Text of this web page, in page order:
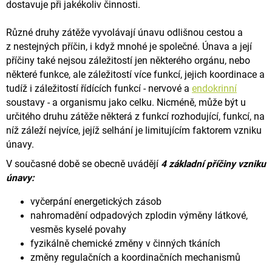
dostavuje při jakékoliv činnosti.
Různé druhy zátěže vyvolávají únavu odlišnou cestou a
z nestejných příčin, i když mnohé je společné. Únava a její
příčiny také nejsou záležitostí jen některého orgánu, nebo
některé funkce, ale záležitostí více funkcí, jejich koordinace a
tudíž i záležitostí řídících funkcí - nervové a endokrinní
soustavy - a organismu jako celku. Nicméně, může být u
určitého druhu zátěže některá z funkcí rozhodující, funkcí, na
níž záleží nejvíce, jejíž selhání je limitujícím faktorem vzniku
únavy.
V současné době se obecně uvádějí 4 základní příčiny vzniku
únavy:
vyčerpání energetických zásob
nahromadění odpadových zplodin výměny látkové,
vesměs kyselé povahy
fyzikálně chemické změny v činných tkáních
změny regulačních a koordinačních mechanismů